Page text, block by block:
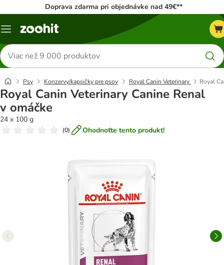
Doprava zdarma pri objednávke nad 49€**
Kategórie
Hľadať
produkty
Psy Konzervy/kapsičky pre psov Royal Canin Veterinary Royal
Royal Canin Veterinary Canine Renal
v omáčke
24 x 100 g
(0) Ohodnoťte tento produkt!